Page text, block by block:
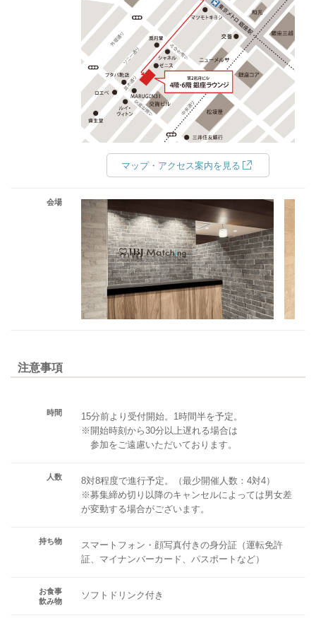
マップ・アクセス案内を見る
会場
注意事項
時間
15分前より受付開始。1時間半を予定。
※開始時刻から30分以上遅れる場合は
参加をご遠慮いただいております。
人数
8対8程度で進行予定。（最少開催人数：4対4）
※募集締め切り以降のキャンセルによっては男女差
が変動する場合がございます。
持ち物
スマートフォン・顔写真付きの身分証（運転免許
証、マイナンバーカード、パスポートなど）
お食事
飲み物
ソフトドリンク付き